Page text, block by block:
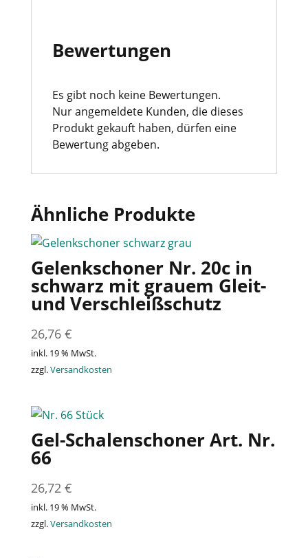
Bewertungen
Es gibt noch keine Bewertungen.
Nur angemeldete Kunden, die dieses
Produkt gekauft haben, dürfen eine
Bewertung abgeben.
Ähnliche Produkte
Gelenkschoner Nr. 20c in
schwarz mit grauem Gleit-
und Verschleißschutz
26,76 €
inkl. 19 % MwSt.
zzgl.Versandkosten
Gel-Schalenschoner Art. Nr.
66
26,72 €
inkl. 19 % MwSt.
zzgl.Versandkosten